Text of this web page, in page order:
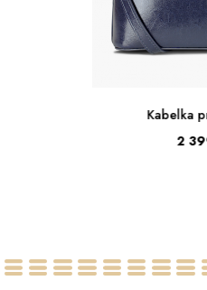
Kabelka
2